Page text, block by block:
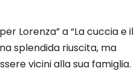
Lorenza” a “La cuccia e il
splendida riuscita, ma
vicini alla sua famiglia.